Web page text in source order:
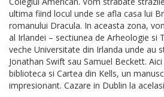
ultima fiind locul unde se afla casa lui
romanului Dracula. In aceasta zona,
al Irlandei – sectiunea de Arheologie si
veche Universitate din Irlanda unde au
Jonathan Swift sau Samuel Beckett.
biblioteca si Cartea din Kells, un
impresionant. Cazare in Dublin la